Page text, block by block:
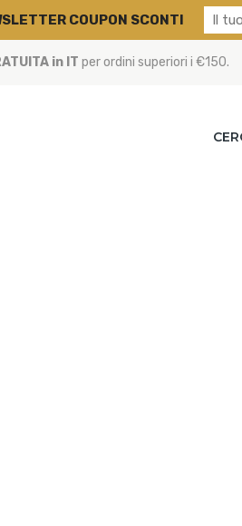
in IT per ordini superiori i €150.
COUPON SCONTI